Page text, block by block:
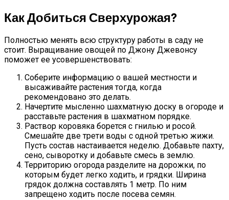
Как Добиться Сверхурожая?
Полностью менять всю структуру работы в саду не
стоит. Выращивание овощей по Джону Джевонсу
поможет ее усовершенствовать:
Соберите информацию о вашей местности и
высаживайте растения тогда, когда
рекомендовано это делать.
Начертите мысленно шахматную доску в огороде и
расставьте растения в шахматном порядке.
Раствор коровяка борется с гнилью и росой.
Смешайте две трети воды с одной третью жижи.
Пусть состав настаивается неделю. Добавьте пахту,
сено, сыворотку и добавьте смесь в землю.
Территорию огорода разделите на дорожки, по
которым будет легко ходить, и грядки. Ширина
грядок должна составлять 1 метр. По ним
запрещено ходить после посева семян.